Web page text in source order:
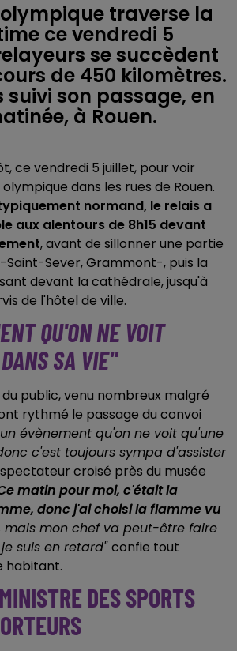
traverse la
ce vendredi 5
se succèdent
de 450 kilomètres.
suivi son passage, en
à Rouen.
ce vendredi 5 juillet, pour voir
dans les rues de Rouen.
normand, le relais a
aux alentours de 8h15 devant
, avant de sillonner une partie
Saint-Sever, Grammont-, puis la
devant la cathédrale, jusqu'à
de l'hôtel de ville.
QU'ON NE VOIT
SA VIE"
public, venu nombreux malgré
rythmé le passage du convoi
évènement qu'on ne voit qu'une
c'est toujours sympa d'assister
croisé près du musée
matin pour moi, c'était la
donc j'ai choisi la flamme vu
mais mon chef va peut-être faire
suis en retard"confie tout
habitant.
DES SPORTS